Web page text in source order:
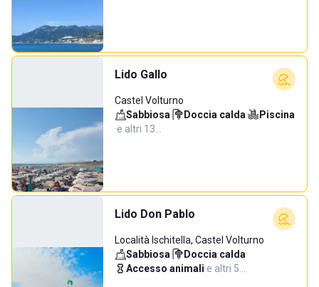
Lido Gallo
Castel Volturno
Sabbiosa· Doccia calda·
Piscina
·e altri 13…
Lido Don Pablo
Località Ischitella, Castel Volturno
Sabbiosa· Doccia calda·
Accesso animali·e altri 5…